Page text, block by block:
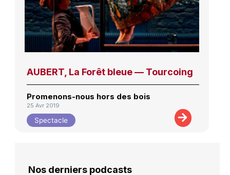
AUBERT, La Forêt bleue — Tourcoing
Promenons-nous hors des bois
25 Avr 2019
Spectacle
Nos derniers podcasts